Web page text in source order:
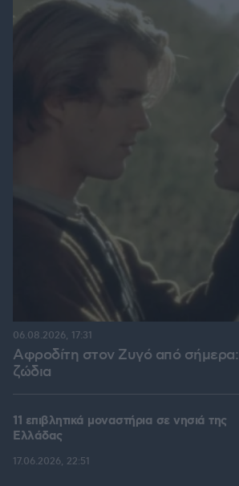
Αφροδίτη στον Ζυγό από
ζώδια
06.08.2026, 17:31
11 επιβλητικά μοναστήρια σε νησιά της
Ελλάδας
17.06.2026, 22:51